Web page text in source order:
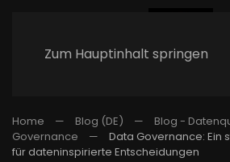
Zum Hauptinhalt springen
Home Blog (DE)
Blog -
Governance
Data Governance: Ein
für dateninspirierte Entscheidungen